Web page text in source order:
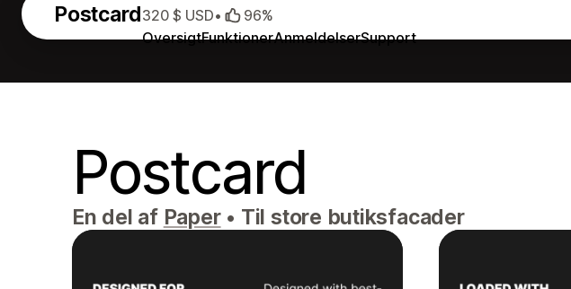
Postcard
OversigtFunktionerAnmeldelserSupport
320 $ USD• 96%
Postcard
En del af Paper • Til store butiksfacader